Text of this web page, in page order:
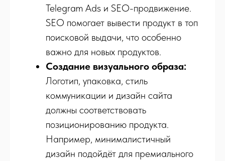
Telegram Ads и SEO-продвижение.
SEO помогает вывести продукт в топ
поисковой выдачи, что особенно
важно для новых продуктов.
Создание визуального образа:
Логотип, упаковка, стиль
коммуникации и дизайн сайта
должны соответствовать
позиционированию продукта.
Например, минималистичный
дизайн подойдёт для премиального